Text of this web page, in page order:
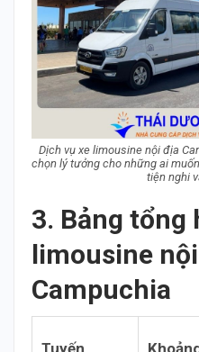
Dịch vụ xe limousine nội địa
chọn lý tưởng cho những ai
tiện nghi
3. Bảng tổng
limousine
Campuchia
Tuyến